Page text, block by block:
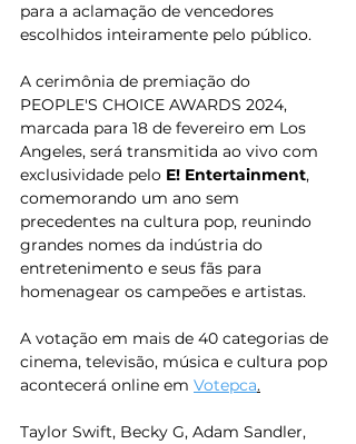
para a aclamação de vencedores
escolhidos inteiramente pelo público.
A cerimônia de premiação do
PEOPLE'S CHOICE AWARDS 2024,
marcada para 18 de fevereiro em Los
Angeles, será transmitida ao vivo com
exclusividade pelo E! Entertainment,
comemorando um ano sem
precedentes na cultura pop, reunindo
grandes nomes da indústria do
entretenimento e seus fãs para
homenagear os campeões e artistas.
A votação em mais de 40 categorias de
cinema, televisão, música e cultura pop
acontecerá online em Votepca.
Taylor Swift, Becky G, Adam Sandler,